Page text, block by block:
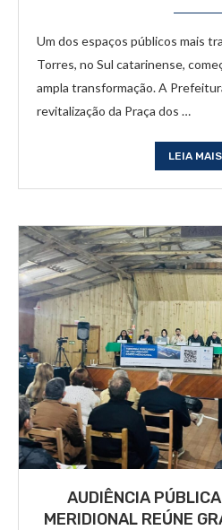
Um dos espaços públicos mais
Torres, no Sul catarinense,
ampla transformação. A
revitalização da Praça dos …
LEIA MAIS
AUDIÊNCIA
MERIDIONAL REÚNE